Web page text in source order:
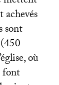
achevés
sont
où
font